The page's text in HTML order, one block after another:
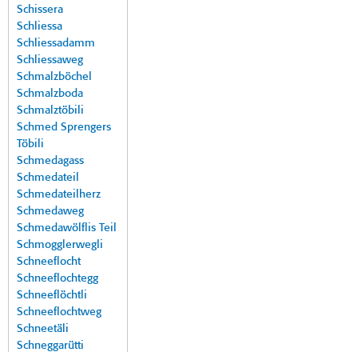
Schissera
Schliessa
Schliessadamm
Schliessaweg
Schmalzböchel
Schmalzboda
Schmalztöbili
Schmed Sprengers
Töbili
Schmedagass
Schmedateil
Schmedateilherz
Schmedaweg
Schmedawölflis Teil
Schmogglerwegli
Schneeflocht
Schneeflochtegg
Schneeflöchtli
Schneeflochtweg
Schneetäli
Schneggarütti